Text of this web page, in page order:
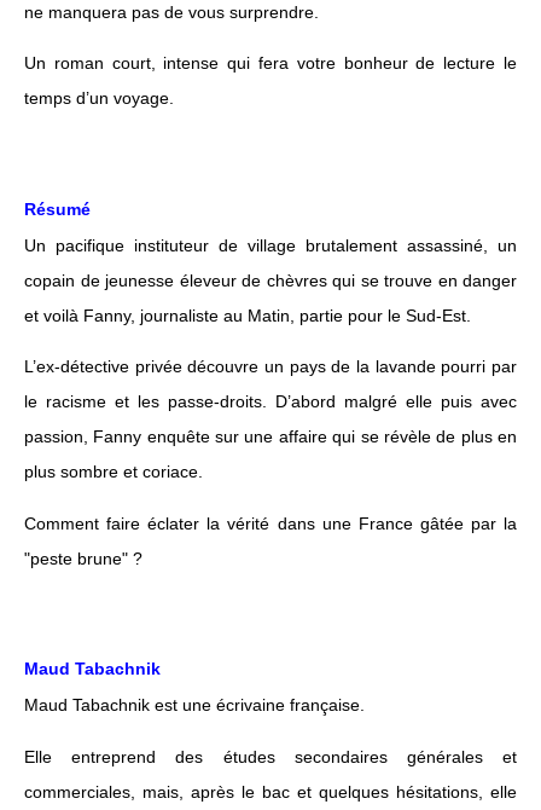
ne manquera pas de vous surprendre.
Un roman court, intense qui fera votre bonheur de lecture le
temps d’un voyage.
Résumé
Un pacifique instituteur de village brutalement assassiné, un
copain de jeunesse éleveur de chèvres qui se trouve en danger
et voilà Fanny, journaliste au Matin, partie pour le Sud-Est.
L’ex-détective privée découvre un pays de la lavande pourri par
le racisme et les passe-droits. D’abord malgré elle puis avec
passion, Fanny enquête sur une affaire qui se révèle de plus en
plus sombre et coriace.
Comment faire éclater la vérité dans une France gâtée par la
"peste brune" ?
Maud Tabachnik
Maud Tabachnik est une écrivaine française.
Elle entreprend des études secondaires générales et
commerciales, mais, après le bac et quelques hésitations, elle